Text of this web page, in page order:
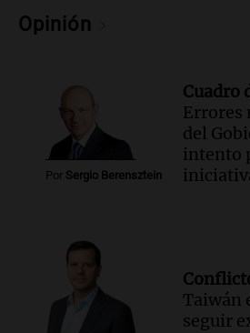
Audio.
Episodios
Audio.
La Mesa
Inseguridad Rural
productores
septiembre
Audio.
régimen de
tras sesión legislativa
Noticias
Episodios
Opinión
Por Sergio Berensztein
Cuadro
Errores
del
intento
Taiwán
seguir